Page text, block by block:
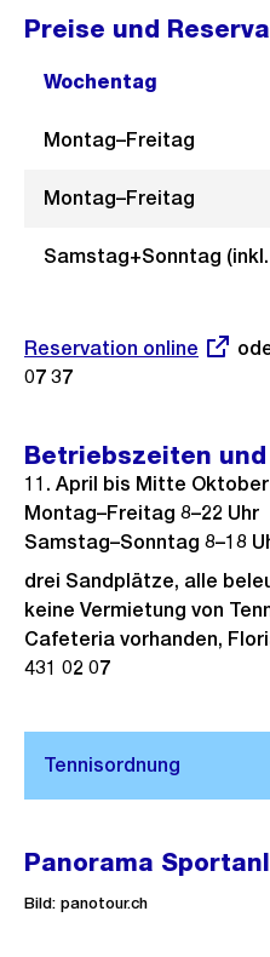
Preise und
Wochentag
Montag–Freitag
Montag–Freitag
Samstag+Sonntag
Externer
Link:
Reservation online
07 37
Betriebszeiten
11. April bis Mitte Oktober
Montag–Freitag 8–22 Uhr
Samstag–Sonntag 8–18
drei Sandplätze, alle
keine Vermietung von
Cafeteria vorhanden,
431 02 07
Panorama
Bild: panotour.ch